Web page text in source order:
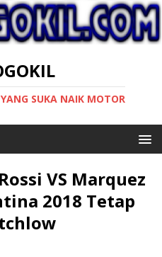
SUKA NAIK MOTOR
VS Marquez
2018 Tetap